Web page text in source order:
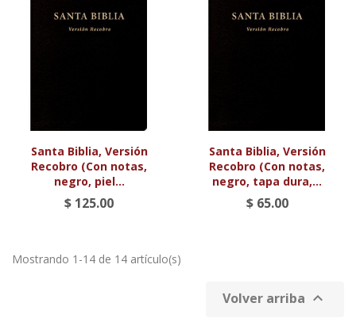
Santa Biblia, Versión
Recobro (Con notas,
negro, piel...
$ 125.00
Santa Biblia, Versión
Recobro (Con notas,
negro, tapa dura,...
$ 65.00
Mostrando 1-14 de 14 artículo(s)
Volver arriba 